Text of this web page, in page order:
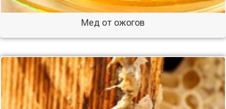
Мед от ожогов